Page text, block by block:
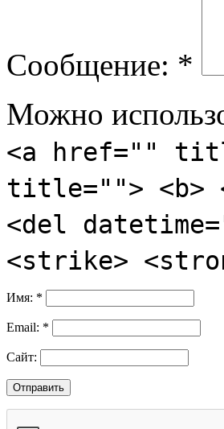
Сообщение: *
Можно
<a href=""
title=""> <b>
<del
<strike>
Имя: *
Email: *
Сайт: